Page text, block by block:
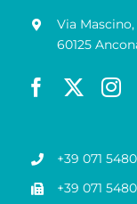
Via Mascino,
60125
+39 071
+39 071